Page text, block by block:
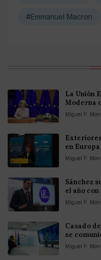
#Emmanuel Macron
La Unión
Moderna
Miguel P.
en Europa
Miguel P.
Sánchez
el año
Miguel P.
Casado
se
Miguel P.